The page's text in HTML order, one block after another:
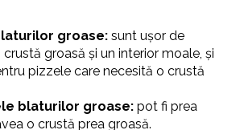
groase: sunt ușor de
groasă și un interior moale, și
pizzele care necesită o crustă
blaturilor groase: pot fi prea
o crustă prea groasă.